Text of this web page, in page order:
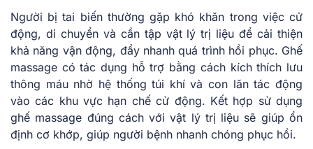
Người bị tai biến thường gặp khó khăn trong việc cử
động, di chuyển và cần tập vật lý trị liệu để cải thiện
khả năng vận động, đẩy nhanh quá trình hồi phục. Ghế
massage có tác dụng hỗ trợ bằng cách kích thích lưu
thông máu nhờ hệ thống túi khí và con lăn tác động
vào các khu vực hạn chế cử động. Kết hợp sử dụng
ghế massage đúng cách với vật lý trị liệu sẽ giúp ổn
định cơ khớp, giúp người bệnh nhanh chóng phục hồi.